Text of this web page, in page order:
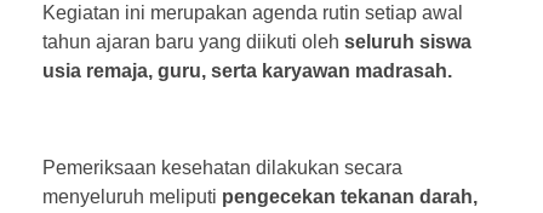
Kegiatan ini merupakan agenda rutin setiap awal
tahun ajaran baru yang diikuti oleh seluruh siswa
usia remaja, guru, serta karyawan madrasah.
Pemeriksaan kesehatan dilakukan secara
menyeluruh meliputi pengecekan tekanan darah,